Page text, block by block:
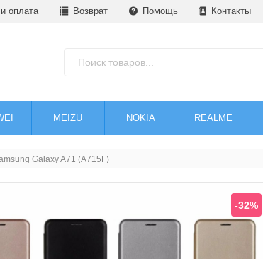
оплата Возврат Помощь Контакты
MEIZU NOKIA REALME
Galaxy A71 (A715F)
-32%